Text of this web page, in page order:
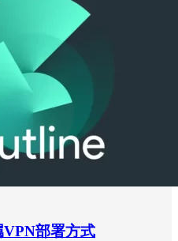
部署方式